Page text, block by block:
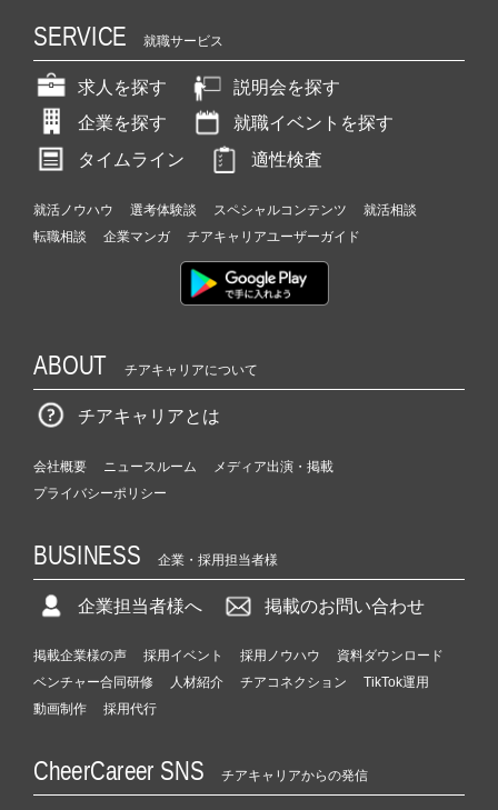
SERVICE 就職サービス
求人を探す
説明会を探す
企業を探す
就職イベントを探す
タイムライン
適性検査
就活ノウハウ 選考体験談 スペシャルコンテンツ
就活相談
転職相談
企業マンガ チアキャリアユーザーガイド
ABOUT チアキャリアについて
チアキャリアとは
会社概要 ニュースルーム
メディア出演・掲載
プライバシーポリシー
BUSINESS 企業・採用担当者様
企業担当者様へ 掲載のお問い合わせ
掲載企業様の声 採用イベント 採用ノウハウ
資料ダウンロード
ベンチャー合同研修
人材紹介 チアコネクション
TikTok運用
動画制作
採用代行
CheerCareer SNS チアキャリアからの発信